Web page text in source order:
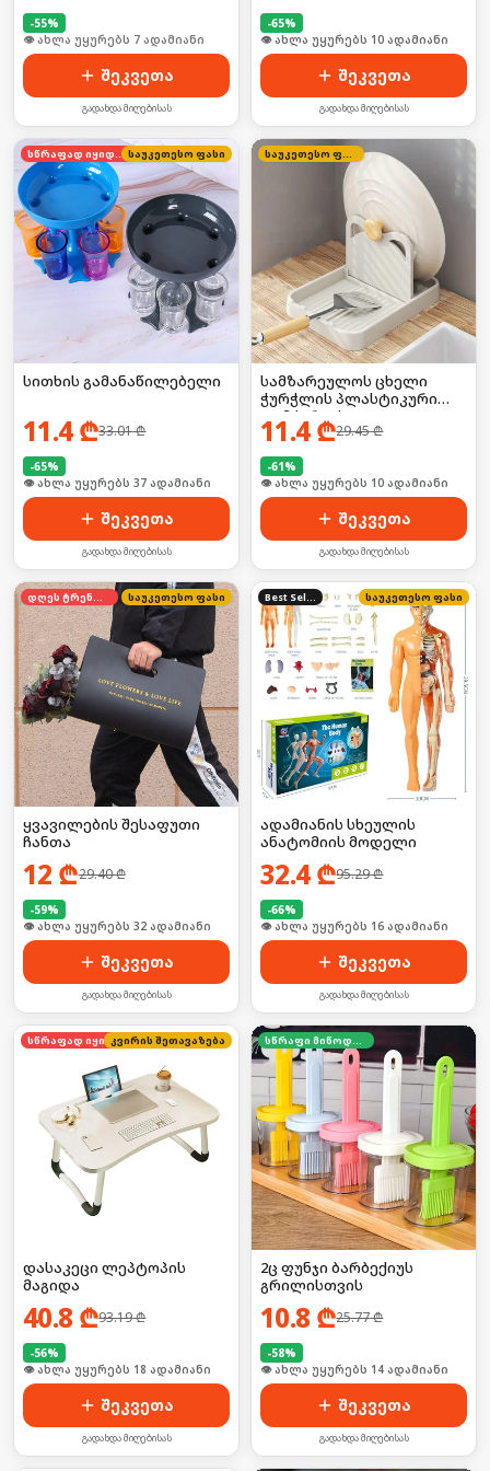
-55%
🛒 ბოლო 24სთ-ში იყიდა 8-მა
შეკვეთა
გადახდა მიღებისას
-65%
🛒 ბოლო 24სთ-ში იყიდა 16-მა
შეკვეთა
გადახდა მიღებისას
სწრაფად იყიდება საუკეთესო ფასი
სითხის გამანაწილებელი
11.4₾33.01₾
-65%
🛒 ბოლო 24სთ-ში იყიდა 8-მა
შეკვეთა
გადახდა მიღებისას
საუკეთესო ფასი
სამზარეულოს ცხელი
ჭურჭლის პლასტიკური
დამჭერი/ საკიდი
11.4₾29.45₾
-61%
🛒 ბოლო 24სთ-ში იყიდა 18-მა
შეკვეთა
გადახდა მიღებისას
დღეს ტრენდში საუკეთესო ფასი
ყვავილების შესაფუთი
ჩანთა
12 ₾29.40₾
-59%
🛒 ბოლო 24სთ-ში იყიდა 43-მა
შეკვეთა
გადახდა მიღებისას
Best Seller საუკეთესო ფასი
ადამიანის სხეულის
ანატომიის მოდელი
32.4₾95.29₾
-66%
🛒 ბოლო 24სთ-ში იყიდა 21-მა
შეკვეთა
გადახდა მიღებისას
სწრაფად იყიდება
კვირის შეთავაზება
დასაკეცი ლეპტოპის
მაგიდა
40.8 ₾93.19₾
-56%
🛒 ბოლო 24სთ-ში იყიდა 28-მა
შეკვეთა
გადახდა მიღებისას
სწრაფი მიწოდება
2ც ფუნჯი ბარბექიუს
გრილისთვის
10.8 ₾25.77₾
-58%
🛒 ბოლო 24სთ-ში იყიდა 18-მა
შეკვეთა
გადახდა მიღებისას